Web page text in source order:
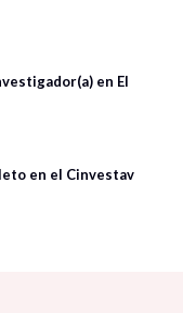
en El
en el Cinvestav